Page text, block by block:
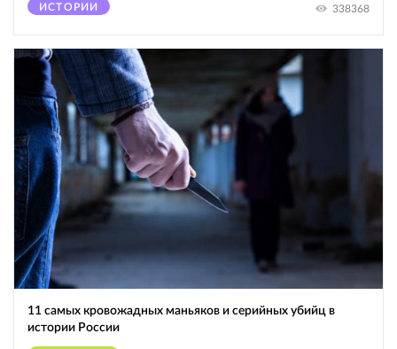
ИСТОРИИ 338368
11 самых кровожадных маньяков и серийных убийц в
истории России